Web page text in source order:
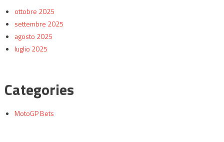
ottobre 2025
settembre 2025
agosto 2025
luglio 2025
Categories
MotoGP Bets